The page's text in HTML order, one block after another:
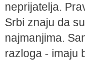
neprijatelja.
Srbi znaju da
najmanjima.
razloga - imaju